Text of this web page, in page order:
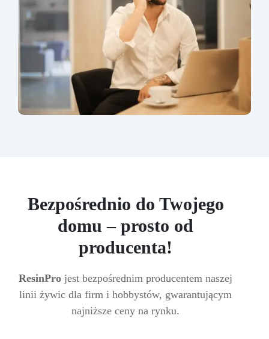
Bezpośrednio do Twojego
domu – prosto od
producenta!
ResinPro jest bezpośrednim producentem naszej
linii żywic dla firm i hobbystów, gwarantującym
najniższe ceny na rynku.